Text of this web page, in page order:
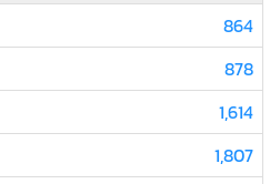
864
878
1,614
1,807